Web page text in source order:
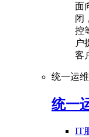
面
闭
控
户
客
统一运维
统一
IT